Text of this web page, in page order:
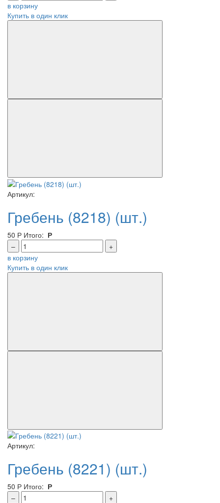
в корзину
Купить в один клик
Артикул:
Гребень (8218) (шт.)
50 Р Итого: Р
–
+
в корзину
Купить в один клик
Артикул:
Гребень (8221) (шт.)
50 Р Итого: Р
–
+